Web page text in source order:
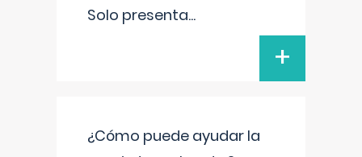
Solo presenta...
+
¿Cómo puede ayudar la